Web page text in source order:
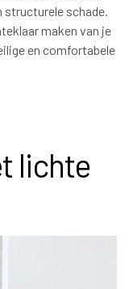
structurele schade.
maken van je
en comfortabele
lichte